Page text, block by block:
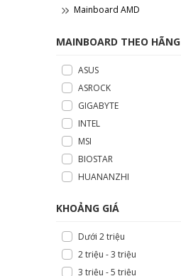
Mainboard AMD
MAINBOARD THEO HÃNG
ASUS
ASROCK
GIGABYTE
INTEL
MSI
BIOSTAR
HUANANZHI
KHOẢNG GIÁ
Dưới 2 triệu
2 triệu - 3 triệu
3 triệu - 5 triệu